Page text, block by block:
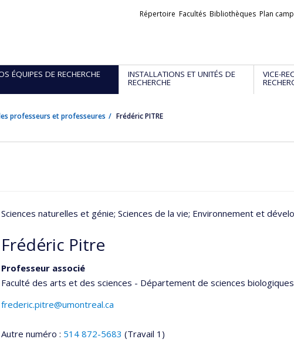
Liens
Répertoire Facultés Bibliothèques Plan
ÉQUIPES DE RECHERCHE INSTALLATIONS ET UNITÉS DE
RECHERCHE
VICE-
professeurs et professeures Frédéric PITRE
Sciences naturelles et génie; Sciences de la vie; Environnement et
Frédéric Pitre
Professeur associé
Faculté des arts et des sciences - Département de sciences biologiques
frederic.pitre@umontreal.ca
Autre numéro : 514 872-5683 (Travail 1)